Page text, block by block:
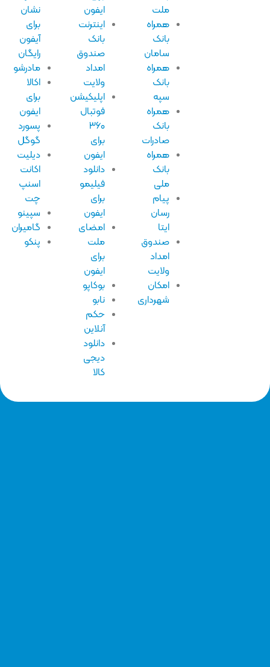
همراه
سامان
همراه
همراه
صادرات
همراه
پیام
رسان
صندوق
امداد
ولایت
امکان
شهرداری
ایفون
اینترنت
صندوق
امداد
ولایت
اپلیکیشن
فوتبال
ایفون
دانلود
فیلیمو
ایفون
امضای
ایفون
بوکاپو
نابو
حکم
آنلاین
دانلود
دیجی
نشان
آیفون
رایگان
مادرشو
اکالا
ایفون
پسورد
گوگل
دیلیت
اکانت
اسنپ
سپینو
گامیران
پنکو